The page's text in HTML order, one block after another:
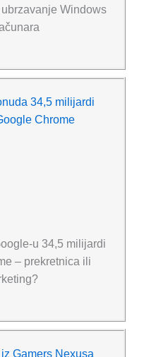
Windows
u 34,5 milijardi
– prekretnica ili